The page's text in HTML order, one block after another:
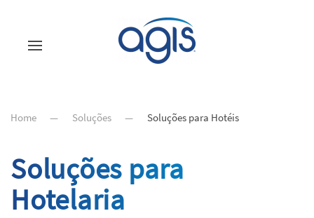
Home Soluções Soluções para Hotéis
Soluções para
Hotelaria